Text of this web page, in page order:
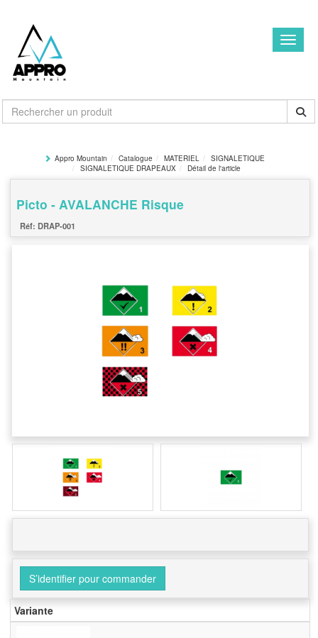
Appro Mountain Catalogue MATERIEL
SIGNALETIQUE
SIGNALETIQUE DRAPEAUX
Détail de l'article
Picto - AVALANCHE Risque
DRAP-001
S’identifier pour commander
Variante